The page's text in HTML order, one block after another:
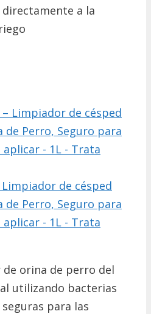
a la
de césped
Perro, Seguro para
aplicar - 1L - Trata
de orina de perro del
utilizando bacterias
para las